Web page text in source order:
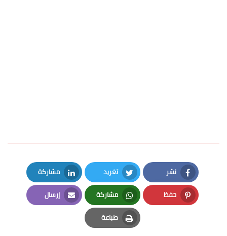
نشر
Facebook
تغريد
Twitter
مشاركة
LinkedIn
حفظ
Pinterest
مشاركة
Whatsapp
إرسال
Email
طباعة
Print